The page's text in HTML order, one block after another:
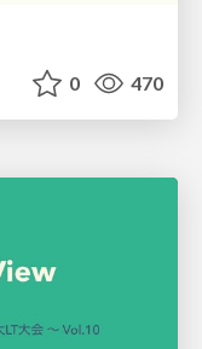
0 470